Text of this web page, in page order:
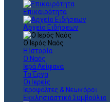
Επικαιρότητα
Αρχείο Ειδήσεων
Ο Ιερός Ναός
Η Ιστορία
Ο Ναός
Ιερά Λείψανα
Τα Έργα
Οι Ιερείς
Ιεροψάλτες & Νεωκόροι
Εκκλησιαστικό Συμβούλιο